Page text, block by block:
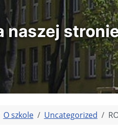
naszej
O szkole Uncategorized